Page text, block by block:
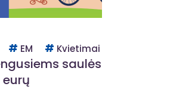
EM Kvietimai
saulės
eurų